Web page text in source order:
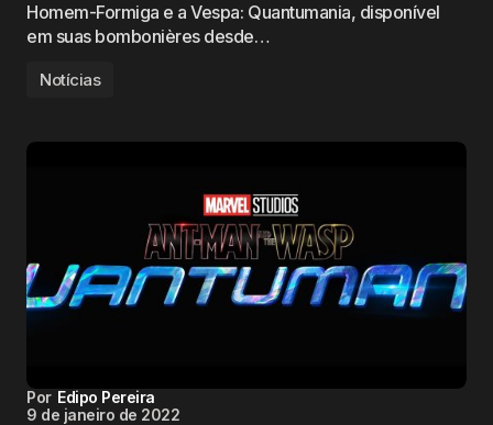
Homem-Formiga e a Vespa: Quantumania, disponível
em suas bombonières desde…
Notícias
Por Edipo Pereira
9 de janeiro de 2022